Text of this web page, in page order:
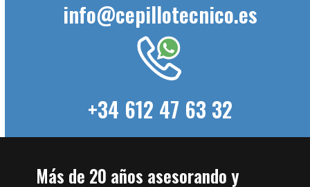
info@cepillotecnico.es
+34 612 47 63 32
Más de 20 años asesorando y